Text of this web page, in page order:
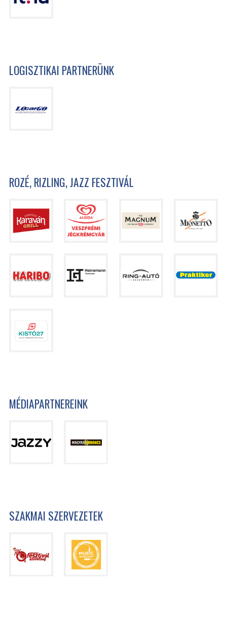
LOGISZTIKAI PARTNERÜNK
ROZÉ, RIZLING, JAZZ FESZTIVÁL
MÉDIAPARTNEREINK
SZAKMAI SZERVEZETEK